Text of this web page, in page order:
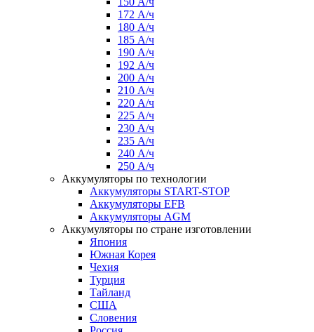
172 А/ч
180 А/ч
185 А/ч
190 А/ч
192 А/ч
200 А/ч
210 А/ч
220 А/ч
225 А/ч
230 А/ч
235 А/ч
240 А/ч
250 А/ч
Аккумуляторы по технологии
Аккумуляторы START-STOP
Аккумуляторы EFB
Аккумуляторы AGM
Аккумуляторы по стране изготовлении
Япония
Южная Корея
Чехия
Турция
Тайланд
США
Словения